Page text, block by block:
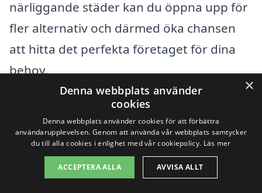
närliggande städer kan du öppna upp för
fler alternativ och därmed öka chansen
att hitta det perfekta företaget för dina
behov.
Några av städerna i närheten av Alvik där
du kan hitta kompetenta golvläggare
inkluderar:
×
Denna webbplats använder
cookies
Denna webbplats använder cookies för att förbättra
användarupplevelsen. Genom att använda vår webbplats samtycker
du till alla cookies i enlighet med vår cookiepolicy. Läs mer
ACCEPTERA ALLA AVVISA ALLT